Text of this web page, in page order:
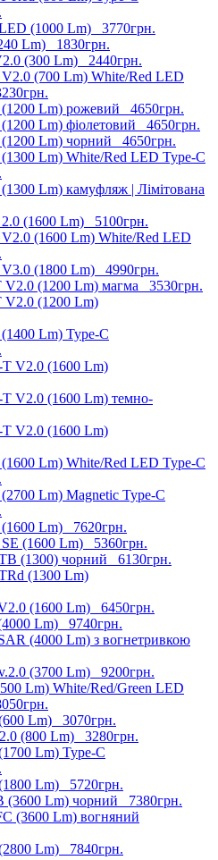
(1000 Lm) 3770грн.
Lm) 1830грн.
(300 Lm) 2440грн.
(700 Lm) White/Red LED
Lm) рожевий 4650грн.
Lm) фіолетовий 4650грн.
Lm) чорний 4650грн.
Lm) White/Red LED Type-C
Lm) камуфляж | Лімітована
(1600 Lm) 5100грн.
(1600 Lm) White/Red LED
(1800 Lm) 4990грн.
V2.0 (1200 Lm) магма 3530грн.
V2.0 (1200 Lm)
Lm) Type-C
V2.0 (1600 Lm)
V2.0 (1600 Lm) темно-
V2.0 (1600 Lm)
Lm) White/Red LED Type-C
Lm) Magnetic Type-C
Lm) 7620грн.
(1600 Lm) 5360грн.
(1300) чорний 6130грн.
(1300 Lm)
(1600 Lm) 6450грн.
Lm) 9740грн.
(4000 Lm) з вогнетривкою
(3700 Lm) 9200грн.
Lm) White/Red/Green LED
Lm) 3070грн.
(800 Lm) 3280грн.
Lm) Type-C
Lm) 5720грн.
(3600 Lm) чорний 7380грн.
(3600 Lm) вогняний
Lm) 7840грн.